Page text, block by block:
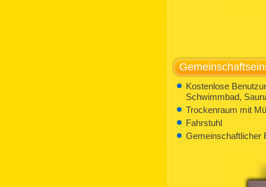
Kostenlose
Schwimmbad,
Trockenraum mit
Fahrstuhl
Gemeinschaftlicher